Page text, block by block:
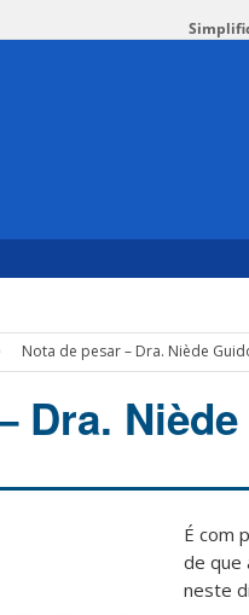
Nota de pesar – Dra. Niède
Dra.
É com
de que
neste